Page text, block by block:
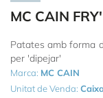
MC CAIN
Patates amb forma
per 'dipejar'
Marca: MC CAIN
Unitat de Venda: